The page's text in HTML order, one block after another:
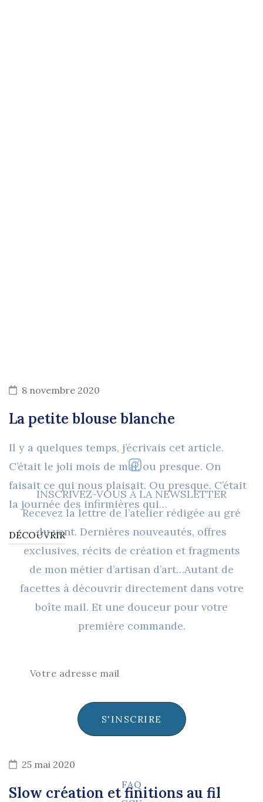
8 novembre 2020
La petite blouse blanche
Il y a quelques temps, j’écrivais cet article.
C’était le joli mois de mai, ou presque. On
faisait ce qui nous plaisait. Ou presque. C’était
la journée des infirmières qui…
DÉCOUVRIR
25 mai 2020
Slow création et finitions au fil
INSCRIVEZ-VOUS À LA NEWSLETTER
Recevez la lettre de l’atelier rédigée au gré
du vent. Dernières nouveautés, offres
exclusives, récits de création et fragments
de mon métier d’artisan d’art…Autant de
facettes à découvrir directement dans votre
boîte mail. Et une douceur pour votre
première commande.
S'INSCRIRE
FAQ